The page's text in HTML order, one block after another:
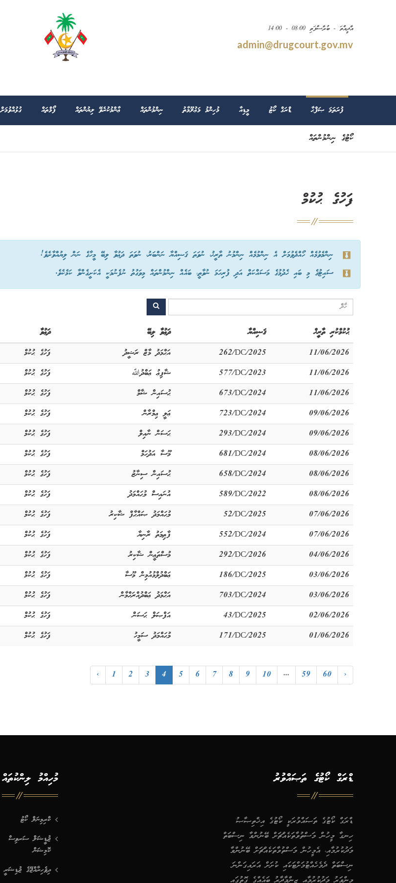
އާދީއްތަ - ބުރާސްފަތި 08:00 - 14:00
admin@drugcourt.gov.mv
ފުރަތަމަ ޞަފްޙާ ޑްރަގް ކޯޓު މީޑިއާ މުހިންމު މަޢުލޫމާތު ނިންމުންތައް ޢާންމުކުރެވޭ ލިޔުންތައް ފޯމްތައް ގުޅުއްވުމަށް
ކޯޓުގެ ނިންމުންތައް
ފަހުގެ ޙުކުމް
ނިންމެވުމެއް ހޯއްދެވުމަށް އެ ނިންމުމެއް ނިންމުނު ތާރީޚު، ނުވަތަ ޤަޟިއްޔާ ނަންބަރު، ނުވަތަ ދަޢުވާ ލިބޭ މީހާގެ ނަން ލިޔުއްވާށެވެ!
ސައިޓުގެ މި ބައި ހެދުމުގެ މަސައްކަތް އަދި ފުރިހަމަ ނުވާތީ، ބައެއް ނިންމުންތައް މިވަގުތު ނުފެނުމަކީ އެކަށީގެންވާ ކަމެކެވެ.
ޙުކުމްކުރި ތާރީޚް ޤަޟިއްޔާ ދަޢުވާ ލިބޭ ދަޢުވާ
11/06/2026
262/DC/2025 އަޙްމަދު މާޒް ރަޝީދު ފަހުގެ ޙުކުމް
11/06/2026
577/DC/2023 ޝާފިޢު ޢަބްދުﷲ ފަހުގެ ޙުކުމް
11/06/2026
673/DC/2024 ޙުސައިން ޝާމް ފަހުގެ ޙުކުމް
09/06/2026
723/DC/2024 ޢަލީ ޢިމްރާން ފަހުގެ ޙުކުމް
09/06/2026
293/DC/2024 ޙަސަން ނާއިލް ފަހުގެ ޙުކުމް
08/06/2026
681/DC/2024 މޫސާ އަދުހަމް ފަހުގެ ޙުކުމް
08/06/2026
658/DC/2024 ޙުސައިން ސިނާޒު ފަހުގެ ޙުކުމް
08/06/2026
589/DC/2022 އުނައިސް މުޙައްމަދު ފަހުގެ ޙުކުމް
07/06/2026
52/DC/2025 މުޙައްމަދު ޞައްޙާފް ޝާކިރު ފަހުގެ ޙުކުމް
07/06/2026
552/DC/2024 ފާޠިމަތު ރާނިޔާ ފަހުގެ ޙުކުމް
04/06/2026
292/DC/2026 މުސްތަޢީން ޝާކިރު ފަހުގެ ޙުކުމް
03/06/2026
186/DC/2025 ޢަބްދުލްމުއުމިން މޫސާ ފަހުގެ ޙުކުމް
03/06/2026
703/DC/2024 އަޙްމަދު ޢަބްދުއްރަޙްމާން ފަހުގެ ޙުކުމް
02/06/2026
43/DC/2025 އަފްޞަލް ޙަސަން ފަހުގެ ޙުކުމް
01/06/2026
171/DC/2025 މުޙައްމަދު ސަމީހު ފަހުގެ ޙުކުމް
‹ 1 2 3 4 5 6 7 8 9 10 ... 59 60 ›
ޑްރަގް ކޯޓުގެ ތަޞައްވުރު
ޑްރަގް ކޯޓުގެ ތަޞައްވުރަކީ ކޯޓުގެ އިޚްތިޞާޞު
ހިނގާ މީހުން މަސްތުވާތަކެއްޗަށް ބޭނުންވާ ނިސްބަތް
މަދުކުރުމާއި، އެމީހުން މަސްތުވާތަކެއްޗަށް ބޭނުންވާ
ނިސްބަތް ދެމެހެއްޓުމަށްޓަކައި ކުށަށް އަރައިގަންނަ
މިންވަރު މަދުކުރުމާއި ޒިންމާދާރު ބައެއްގެ ގޮތުގައި
މުހިއްމު ލިންކުތައް
ކްރިމިނަލް ކޯޓު
ޖުޑީޝަލް ސަރވިސް
ކޮމިޝަން
ދިވެހިރާއްޖޭގެ ޖުޑިޝަރީ